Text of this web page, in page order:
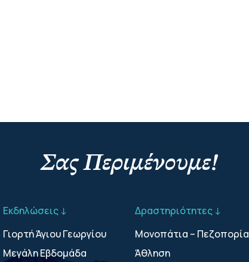
Σας Περιμένουμε!
Εκδηλώσεις ↓
Γιορτή Άγιου Γεωργίου
Μεγάλη Εβδομάδα
Δραστηριότητες ↓
Μονοπάτια – Πεζοπορία
Άθληση